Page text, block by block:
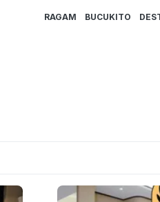
RAGAM BUCUKITO